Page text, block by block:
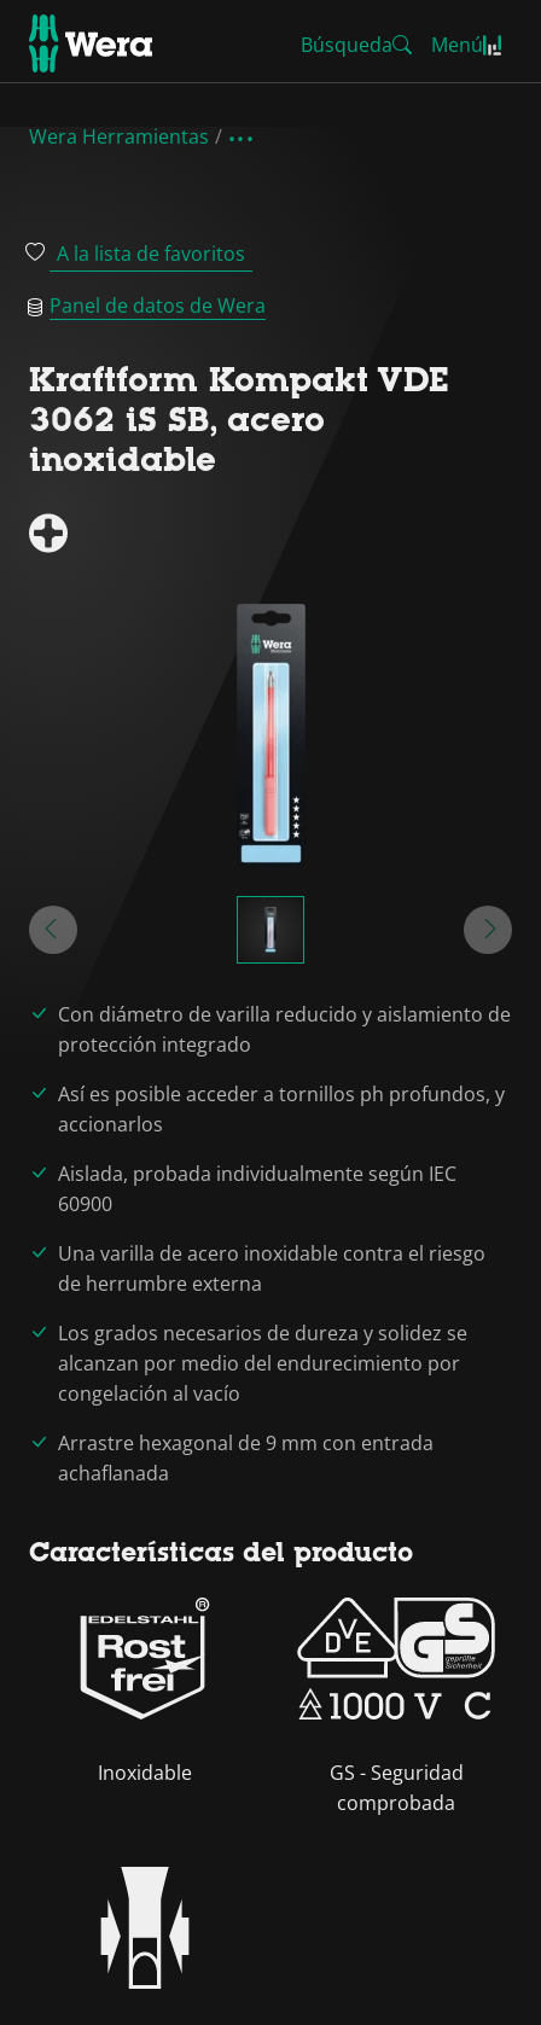
Búsqueda Menú
Wera Herramientas
A la lista de favoritos
Panel de datos de Wera
Kraftform Kompakt VDE
3062 iS SB, acero
inoxidable
Con diámetro de varilla reducido y aislamiento de
protección integrado
Así es posible acceder a tornillos ph profundos, y
accionarlos
Aislada, probada individualmente según IEC
60900
Una varilla de acero inoxidable contra el riesgo
de herrumbre externa
Los grados necesarios de dureza y solidez se
alcanzan por medio del endurecimiento por
congelación al vacío
Arrastre hexagonal de 9 mm con entrada
achaflanada
Características del producto
Inoxidable
GS - Seguridad
comprobada